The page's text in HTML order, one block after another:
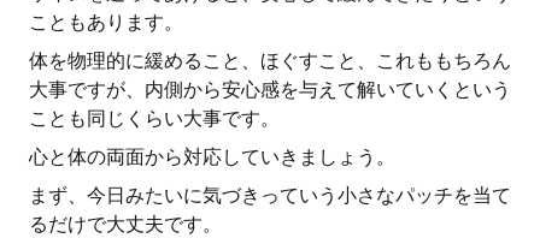
こともあります。
体を物理的に緩めること、ほぐすこと、これももちろん
大事ですが、内側から安心感を与えて解いていくという
ことも同じくらい大事です。
心と体の両面から対応していきましょう。
まず、今日みたいに気づきっていう小さなパッチを当て
るだけで大丈夫です。